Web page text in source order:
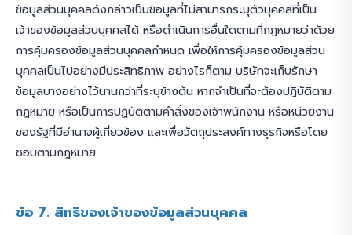
ข้อมูลส่วนบุคคลดังกล่าวเป็นข้อมูลที่ไม่สามารถระบุตัวบุคคลที่เป็น
เจ้าของข้อมูลส่วนบุคคลได้ หรือดำเนินการอื่นใดตามที่กฎหมายว่าด้วย
การคุ้มครองข้อมูลส่วนบุคคลกำหนด เพื่อให้การคุ้มครองข้อมูลส่วน
บุคคลเป็นไปอย่างมีประสิทธิภาพ อย่างไรก็ตาม บริษัทจะเก็บรักษา
ข้อมูลบางอย่างไว้นานกว่าที่ระบุข้างต้น หากจำเป็นที่จะต้องปฏิบัติตาม
กฎหมาย หรือเป็นการปฏิบัติตามคำสั่งของเจ้าพนักงาน หรือหน่วยงาน
ของรัฐที่มีอำนาจผู้เกี่ยวข้อง และเพื่อวัตถุประสงค์ทางธุรกิจหรือโดย
ชอบตามกฎหมาย
ข้อ 7. สิทธิของเจ้าของข้อมูลส่วนบุคคล